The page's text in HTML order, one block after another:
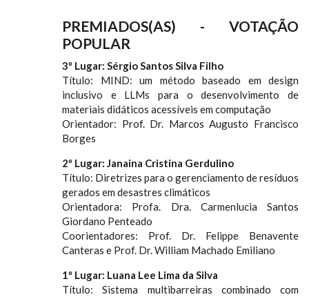
PREMIADOS(AS) - VOTAÇÃO
POPULAR
3º Lugar: Sérgio Santos Silva Filho
Título: MIND: um método baseado em design
inclusivo e LLMs para o desenvolvimento de
materiais didáticos acessíveis em computação
Orientador: Prof. Dr. Marcos Augusto Francisco
Borges
2º Lugar: Janaina Cristina Gerdulino
Título: Diretrizes para o gerenciamento de resíduos
gerados em desastres climáticos
Orientadora: Profa. Dra. Carmenlucia Santos
Giordano Penteado
Coorientadores: Prof. Dr. Felippe Benavente
Canteras e Prof. Dr. William Machado Emiliano
1º Lugar: Luana Lee Lima da Silva
Título: Sistema multibarreiras combinado com